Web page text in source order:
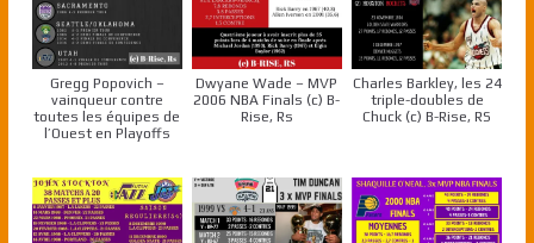
Gregg Popovich –
vainqueur contre
toutes les équipes de
l’Ouest en Playoffs
Dwyane Wade – MVP
2006 NBA Finals (c) B-
Rise, Rs
Charles Barkley, les 24
triple-doubles de
Chuck (c) B-Rise, RS